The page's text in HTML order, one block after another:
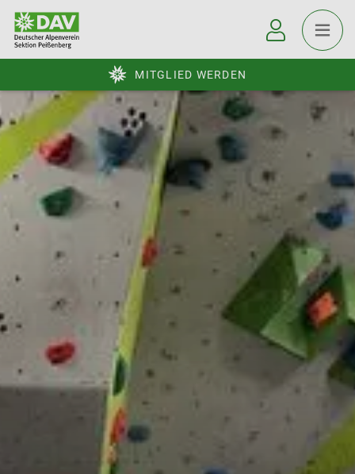
MITGLIED WERDEN
© DAV Peißenberg